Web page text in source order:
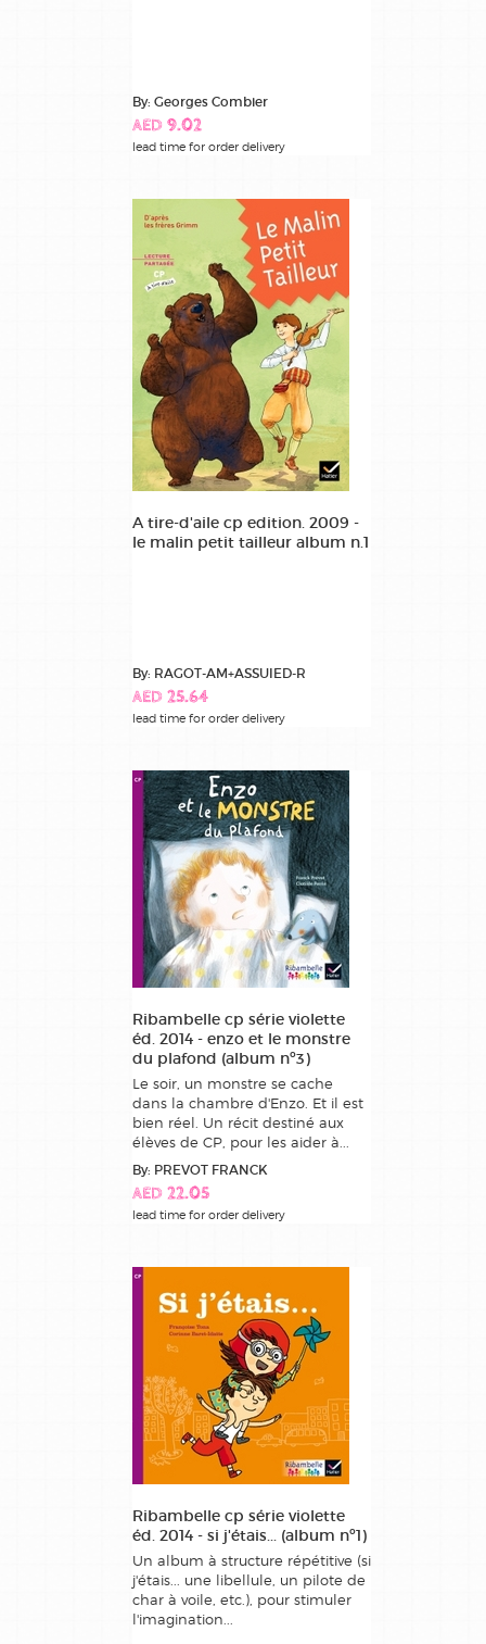
By: Georges Combier
AED 9.02
lead time for order delivery
A tire-d'aile cp edition. 2009 -
le malin petit tailleur album n.1
By: RAGOT-AM+ASSUIED-R
AED 25.64
lead time for order delivery
Ribambelle cp série violette
éd. 2014 - enzo et le monstre
du plafond (album nº3)
Le soir, un monstre se cache
dans la chambre d'Enzo. Et il est
bien réel. Un récit destiné aux
élèves de CP, pour les aider à...
By: PREVOT FRANCK
AED 22.05
lead time for order delivery
Ribambelle cp série violette
éd. 2014 - si j'étais... (album nº1)
Un album à structure répétitive (si
j'étais... une libellule, un pilote de
char à voile, etc.), pour stimuler
l'imagination...